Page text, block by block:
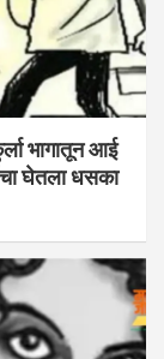
भागातून आई
घेतला धसका